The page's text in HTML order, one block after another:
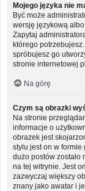
Mojego języka nie
Być może
wersję językową albo
Zapytaj
którego
spróbujesz go
stronie internetowej
Na górę
Czym są obrazki
Na stronie
informacje o
obrazek jest
stylu jest on w
dużo postów
na tej witrynie. Jest
zazwyczaj większy
znany jako awatar i